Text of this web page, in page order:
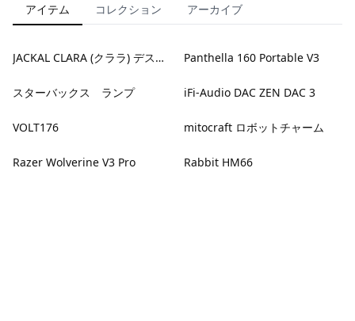
アイテム コレクション アーカイブ
JACKAL CLARA (クララ) デスクカレンダー Panthella 160 Portable V3
スターバックス ランプ iFi-Audio DAC ZEN DAC 3
VOLT176 mitocraft ロボットチャーム
Razer Wolverine V3 Pro Rabbit HM66